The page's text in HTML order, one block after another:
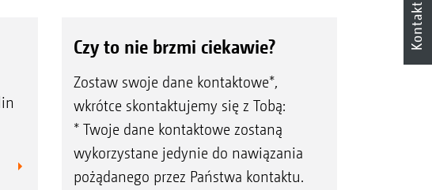
Czy to nie brzmi ciekawie?
Zostaw swoje dane kontaktowe*,
wkrótce skontaktujemy się z Tobą:
* Twoje dane kontaktowe zostaną
wykorzystane jedynie do nawiązania
pożądanego przez Państwa kontaktu.
Kontakt